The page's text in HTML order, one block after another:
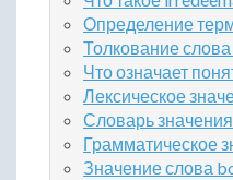
Определение
Толкование
Что означает
Лексическое
Словарь
Грамматическое
Значение слова